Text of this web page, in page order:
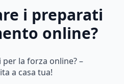
i preparati
online?
la forza online? –
a casa tua!